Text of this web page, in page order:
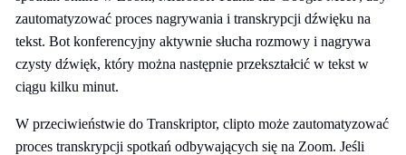
zautomatyzować proces nagrywania i transkrypcji dźwięku na
tekst. Bot konferencyjny aktywnie słucha rozmowy i nagrywa
czysty dźwięk, który można następnie przekształcić w tekst w
ciągu kilku minut.
W przeciwieństwie do Transkriptor, clipto może zautomatyzować
proces transkrypcji spotkań odbywających się na Zoom. Jeśli